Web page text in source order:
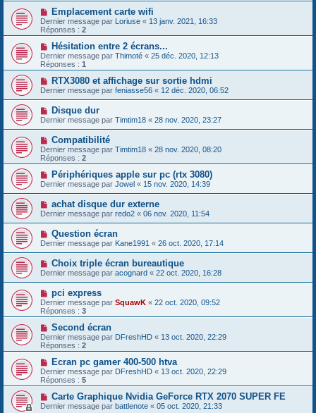
Emplacement carte wifi
Dernier message par Loriuse « 13 janv. 2021, 16:33
Réponses : 2
Hésitation entre 2 écrans...
Dernier message par Thimoté « 25 déc. 2020, 12:13
Réponses : 1
RTX3080 et affichage sur sortie hdmi
Dernier message par feniasse56 « 12 déc. 2020, 06:52
Disque dur
Dernier message par Timtim18 « 28 nov. 2020, 23:27
Compatibilité
Dernier message par Timtim18 « 28 nov. 2020, 08:20
Réponses : 2
Périphériques apple sur pc (rtx 3080)
Dernier message par Jowel « 15 nov. 2020, 14:39
achat disque dur externe
Dernier message par redo2 « 06 nov. 2020, 11:54
Question écran
Dernier message par Kane1991 « 26 oct. 2020, 17:14
Choix triple écran bureautique
Dernier message par acognard « 22 oct. 2020, 16:28
pci express
Dernier message par SquawK « 22 oct. 2020, 09:52
Réponses : 3
Second écran
Dernier message par DFreshHD « 13 oct. 2020, 22:29
Réponses : 2
Ecran pc gamer 400-500 htva
Dernier message par DFreshHD « 13 oct. 2020, 22:29
Réponses : 5
Carte Graphique Nvidia GeForce RTX 2070 SUPER FE
Dernier message par battlenote « 05 oct. 2020, 21:33